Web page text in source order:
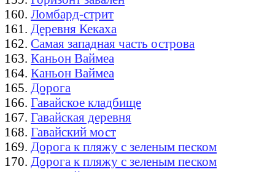
Ломбард-стрит
Деревня Кекаха
Самая западная часть острова
Каньон Ваймеа
Каньон Ваймеа
Дорога
Гавайское кладбище
Гавайская деревня
Гавайский мост
Дорога к пляжу с зеленым песком
Дорога к пляжу с зеленым песком